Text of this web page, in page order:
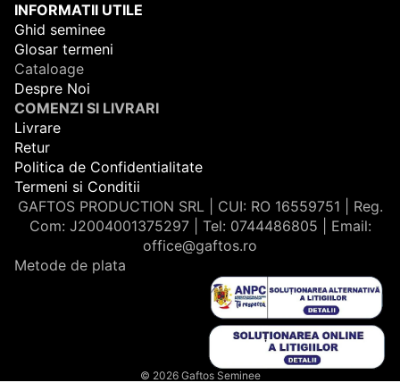
INFORMATII UTILE
Ghid seminee
Glosar termeni
Cataloage
Despre Noi
COMENZI SI LIVRARI
Livrare
Retur
Politica de Confidentialitate
Termeni si Conditii
GAFTOS PRODUCTION SRL | CUI: RO 16559751 | Reg.
Com: J2004001375297 | Tel: 0744486805 | Email:
office@gaftos.ro
Metode de plata
© 2026 Gaftos Seminee